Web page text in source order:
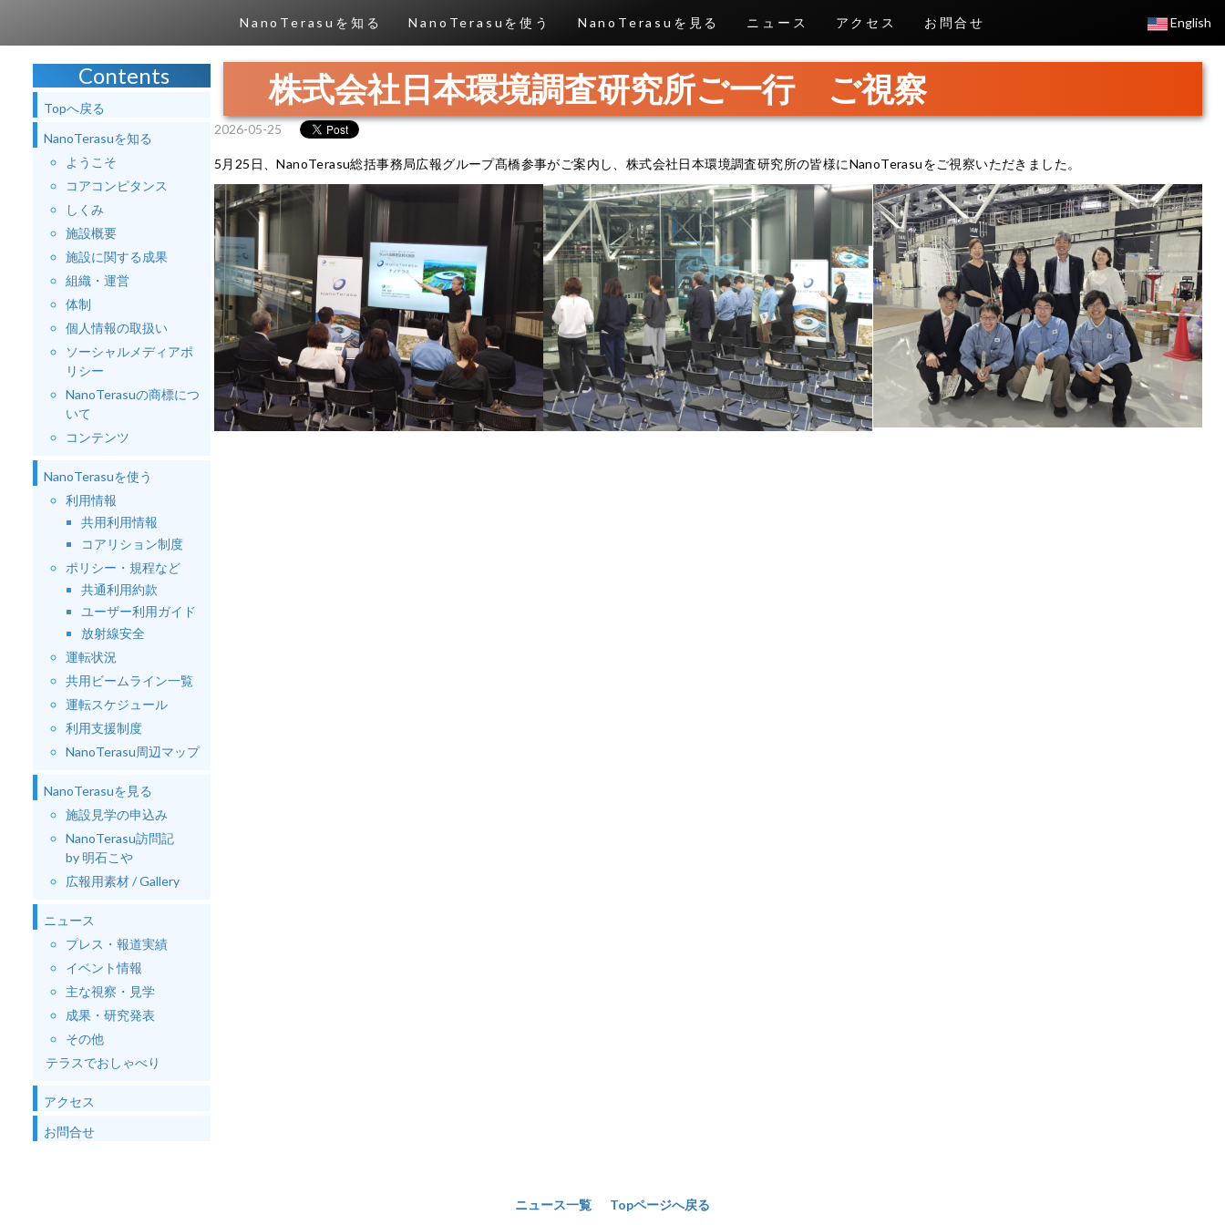
NanoTerasuを知る NanoTerasuを使う NanoTerasuを見る ニュース アクセス お問合せ English
Contents
Topへ戻る
NanoTerasuを知る
ようこそ
コアコンピタンス
しくみ
施設概要
施設に関する成果
組織・運営
体制
個人情報の取扱い
ソーシャルメディアポ
リシー
NanoTerasuの商標につ
いて
コンテンツ
NanoTerasuを使う
利用情報
共用利用情報
コアリション制度
ポリシー・規程など
共通利用約款
ユーザー利用ガイド
放射線安全
運転状況
共用ビームライン一覧
運転スケジュール
利用支援制度
NanoTerasu周辺マップ
NanoTerasuを見る
施設見学の申込み
NanoTerasu訪問記
by 明石こや
広報用素材 / Gallery
ニュース
プレス・報道実績
イベント情報
主な視察・見学
成果・研究発表
その他
テラスでおしゃべり
アクセス
お問合せ
株式会社日本環境調査研究所ご一行 ご視察
2026-05-25
5月25日、NanoTerasu総括事務局広報グループ髙橋参事がご案内し、株式会社日本環境調査研究所の皆様にNanoTerasuをご視察いただきました。
ニュース一覧 Topページへ戻る